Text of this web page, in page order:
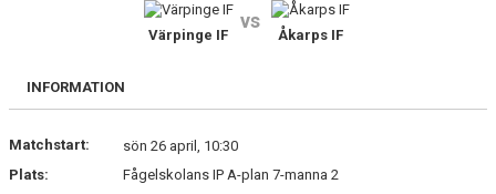
DOKUMENT
Värpinge IF
vs
Åkarps IF
INFORMATION
Matchstart:
sön 26 april, 10:30
Plats:
Fågelskolans IP A-plan 7-manna 2